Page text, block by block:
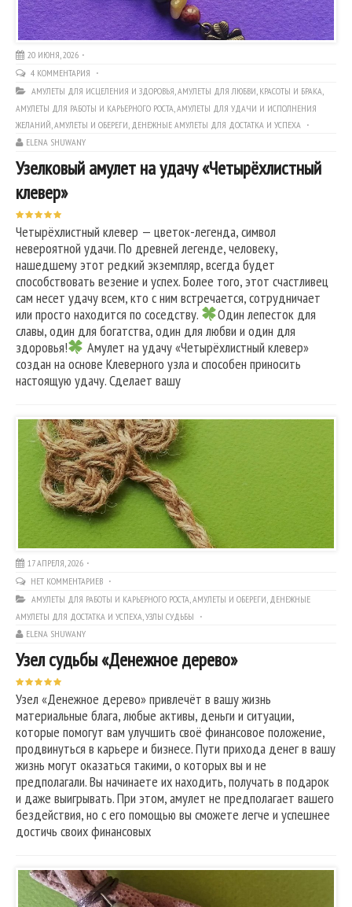
20 ИЮНЯ, 2026
4 КОММЕНТАРИЯ
АМУЛЕТЫ ДЛЯ ИСЦЕЛЕНИЯ И ЗДОРОВЬЯ,АМУЛЕТЫ ДЛЯ ЛЮБВИ, КРАСОТЫ И БРАКА,
АМУЛЕТЫ ДЛЯ РАБОТЫ И КАРЬЕРНОГО РОСТА,АМУЛЕТЫ ДЛЯ УДАЧИ И ИСПОЛНЕНИЯ
ЖЕЛАНИЙ,АМУЛЕТЫ И ОБЕРЕГИ, ДЕНЕЖНЫЕ АМУЛЕТЫ ДЛЯ ДОСТАТКА И УСПЕХА
ELENA SHUWANY
Узелковый амулет на удачу «Четырёхлистный
клевер»
Четырёхлистный клевер — цветок-легенда, символ
невероятной удачи. По древней легенде, человеку,
нашедшему этот редкий экземпляр, всегда будет
способствовать везение и успех. Более того, этот счастливец
сам несет удачу всем, кто с ним встречается, сотрудничает
или просто находится по соседству.
Один лепесток для
славы, один для богатства, один для любви и один для
здоровья!
Амулет на удачу «Четырёхлистный клевер»
создан на основе Клеверного узла и способен приносить
настоящую удачу. Сделает вашу
17 АПРЕЛЯ, 2026
НЕТ КОММЕНТАРИЕВ
АМУЛЕТЫ ДЛЯ РАБОТЫ И КАРЬЕРНОГО РОСТА,АМУЛЕТЫ И ОБЕРЕГИ, ДЕНЕЖНЫЕ
АМУЛЕТЫ ДЛЯ ДОСТАТКА И УСПЕХА,УЗЛЫ СУДЬБЫ
ELENA SHUWANY
Узел судьбы «Денежное дерево»
Узел «Денежное дерево» привлечёт в вашу жизнь
материальные блага, любые активы, деньги и ситуации,
которые помогут вам улучшить своё финансовое положение,
продвинуться в карьере и бизнесе. Пути прихода денег в вашу
жизнь могут оказаться такими, о которых вы и не
предполагали. Вы начинаете их находить, получать в подарок
и даже выигрывать. При этом, амулет не предполагает вашего
бездействия, но с его помощью вы сможете легче и успешнее
достичь своих финансовых